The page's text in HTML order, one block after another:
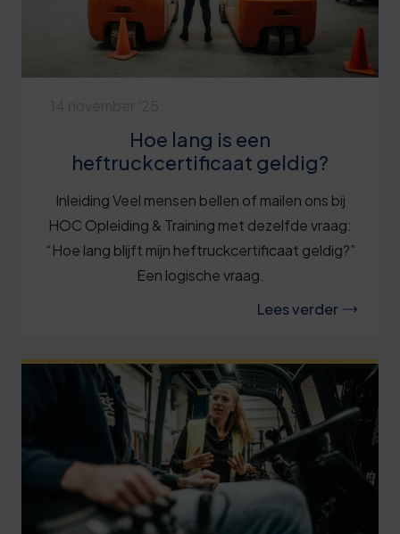
Hoe lang is een
heftruckcertificaat geldig?
Inleiding Veel mensen bellen of mailen ons bij
HOC Opleiding & Training met dezelfde vraag:
“Hoe lang blijft mijn heftruckcertificaat geldig?”
Een logische vraag.
Lees verder